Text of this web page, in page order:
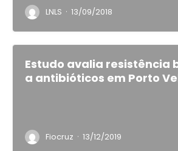
LNLS · 13/09/2018
Estudo avalia resistência
a antibióticos em Porto
Fiocruz · 13/12/2019